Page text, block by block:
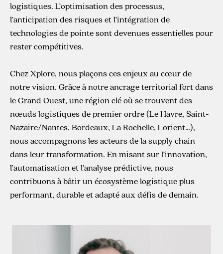
logistiques. L’optimisation des processus,
l’anticipation des risques et l’intégration de
technologies de pointe sont devenues essentielles pour
rester compétitives.
Chez Xplore, nous plaçons ces enjeux au cœur de
notre vision. Grâce à notre ancrage territorial fort dans
le Grand Ouest, une région clé où se trouvent des
nœuds logistiques de premier ordre (Le Havre, Saint-
Nazaire/Nantes, Bordeaux, La Rochelle, Lorient…),
nous accompagnons les acteurs de la supply chain
dans leur transformation. En misant sur l’innovation,
l’automatisation et l’analyse prédictive, nous
contribuons à bâtir un écosystème logistique plus
performant, durable et adapté aux défis de demain.